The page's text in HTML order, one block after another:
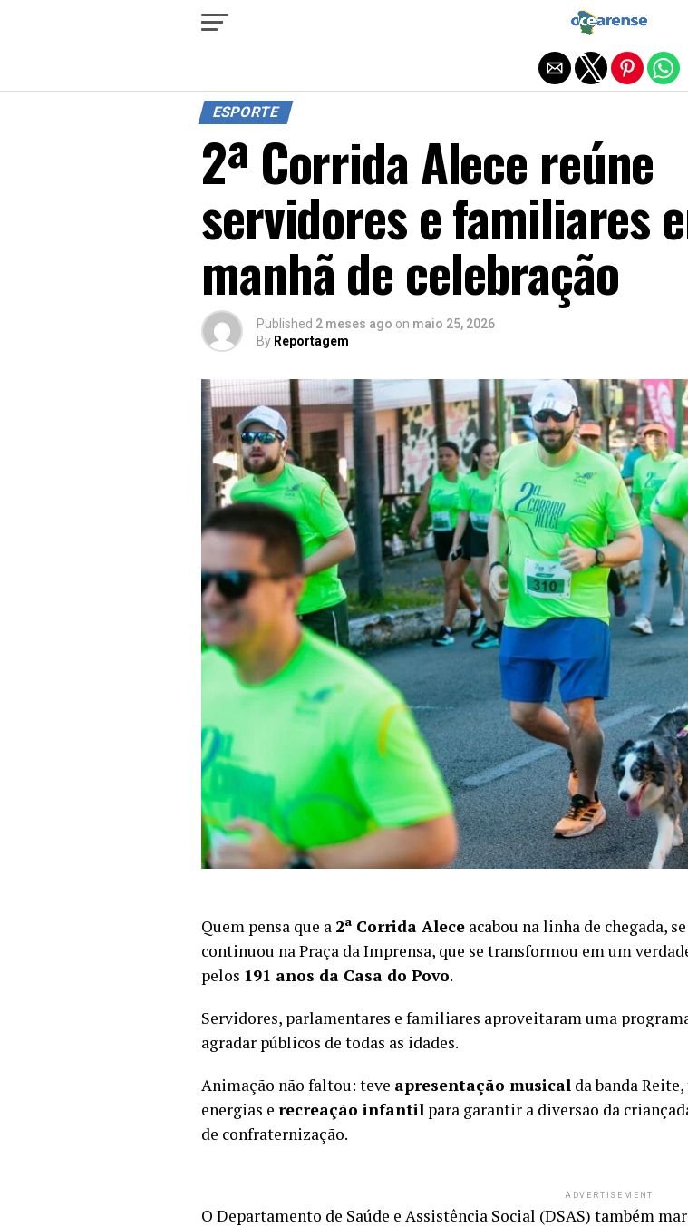
ESPORTE
2ª Corrida Alece reúne
servidores e familiares
manhã de celebração
Published 2 meses ago on maio 25, 2026
By Reportagem
Quem pensa que a 2ª Corrida Alece acabou na linha de chegada,
continuou na Praça da Imprensa, que se transformou em um
pelos 191 anos da Casa do Povo.
Servidores, parlamentares e familiares aproveitaram uma
agradar públicos de todas as idades.
Animação não faltou: teve apresentação musical da banda Reite,
energias e recreação infantil para garantir a diversão da
de confraternização.
ADVERTISEMENT
O Departamento de Saúde e Assistência Social (DSAS) também
Sair da versão mobile